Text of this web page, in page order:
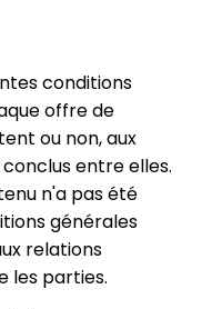
conditions
offre de
ou non, aux
entre elles.
n'a pas été
générales
relations
les parties.